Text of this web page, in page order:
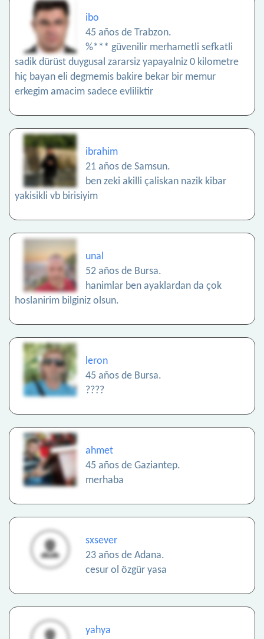
ibo
45 años de Trabzon.
%*** güvenilir merhametli sefkatli
sadik dürüst duygusal zararsiz yapayalniz 0 kilometre
hiç bayan eli degmemis bakire bekar bir memur
erkegim amacim sadece evliliktir
ibrahim
21 años de Samsun.
ben zeki akilli çaliskan nazik kibar
yakisikli vb birisiyim
unal
52 años de Bursa.
hanimlar ben ayaklardan da çok
hoslanirim bilginiz olsun.
leron
45 años de Bursa.
????
ahmet
45 años de Gaziantep.
merhaba
sxsever
23 años de Adana.
cesur ol özgür yasa
yahya